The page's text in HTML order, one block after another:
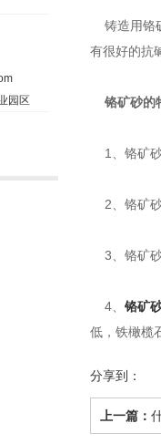
园区
铸造用铬
有很好的抗
铬矿砂的
1、铬矿砂
2、铬矿砂
3、铬矿砂
4、 铬矿
低，铁橄榄
分享到：
上一篇：